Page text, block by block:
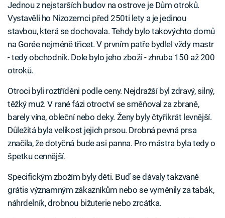
Jednou z nejstarších budov na ostrove je Dům otroků.
Vystavěli ho Nizozemci před 250ti lety a je jedinou
stavbou, která se dochovala. Tehdy bylo takovýchto domů
na Gorée nejméně třicet. V prvním patře bydlel vždy mastr
- tedy obchodník. Dole bylo jeho zboží - zhruba 150 až 200
otroků.
Otroci byli roztříděni podle ceny. Nejdražší byl zdravý, silný,
těžký muž. V rané fázi otroctví se směňoval za zbraně,
barely vína, obleční nebo deky. Ženy byly čtyřikrát levnější.
Důležitá byla velikost jejich prsou. Drobná pevná prsa
značila, že dotyčná bude asi panna. Pro mástra byla tedy o
špetku cennější.
Specifickým zbožím byly děti. Buď se dávaly takzvaně
grátis významným zákazníkům nebo se vyměnily za tabák,
náhrdelník, drobnou bižuterie nebo zrcátka.